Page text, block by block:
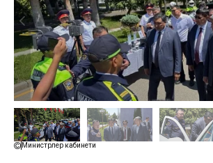
Министрлер кабинети